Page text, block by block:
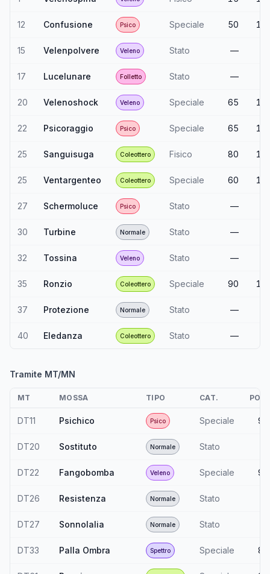
12 Confusione Psico Speciale 50
15 Velenpolvere Veleno Stato —
17 Lucelunare Folletto Stato —
20 Velenoshock Veleno Speciale 65
22 Psicoraggio Psico Speciale 65
25 Sanguisuga Coleottero Fisico 80
25 Ventargenteo Coleottero Speciale 60
27 Schermoluce Psico Stato —
30 Turbine Normale Stato —
32 Tossina Veleno Stato —
35 Ronzio Coleottero Speciale 90
37 Protezione Normale Stato —
40 Eledanza Coleottero Stato —
Tramite MT/MN
MT MOSSA TIPO CAT. POT.
DT11 Psichico Psico Speciale 90
DT20 Sostituto Normale Stato
DT22 Fangobomba Veleno Speciale 90
DT26 Resistenza Normale Stato
DT27 Sonnolalia Normale Stato
DT33 Palla Ombra Spettro Speciale 80